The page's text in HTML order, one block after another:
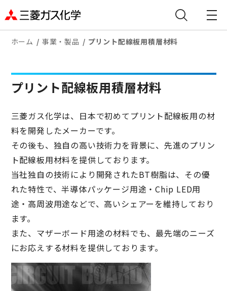
ホーム 事業・製品 プリント配線板用積層材料
プリント配線板用積層材料
三菱ガス化学は、日本で初めてプリント配線板用の材
料を開発したメーカーです。
その後も、独自の高い技術力を背景に、先進のプリン
ト配線板用材料を提供しております。
当社独自の技術により開発されたBT樹脂は、その優
れた特性で、半導体パッケージ用途・Chip LED用
途・高周波用途などで、高いシェアーを維持しており
ます。
また、マザーボード用途の材料でも、最先端のニーズ
にお応えする材料を提供しております。